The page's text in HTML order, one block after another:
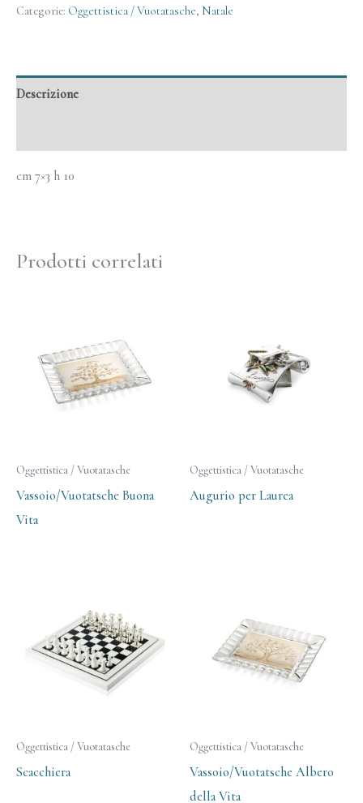
Categorie: Oggettistica / Vuotatasche, Natale
Descrizione
cm 7×3 h 10
Prodotti correlati
Oggettistica / Vuotatasche
Vassoio/Vuotatsche Buona
Vita
Oggettistica / Vuotatasche
Augurio per Laurea
Oggettistica / Vuotatasche
Scacchiera
Oggettistica / Vuotatasche
Vassoio/Vuotatsche Albero
della Vita